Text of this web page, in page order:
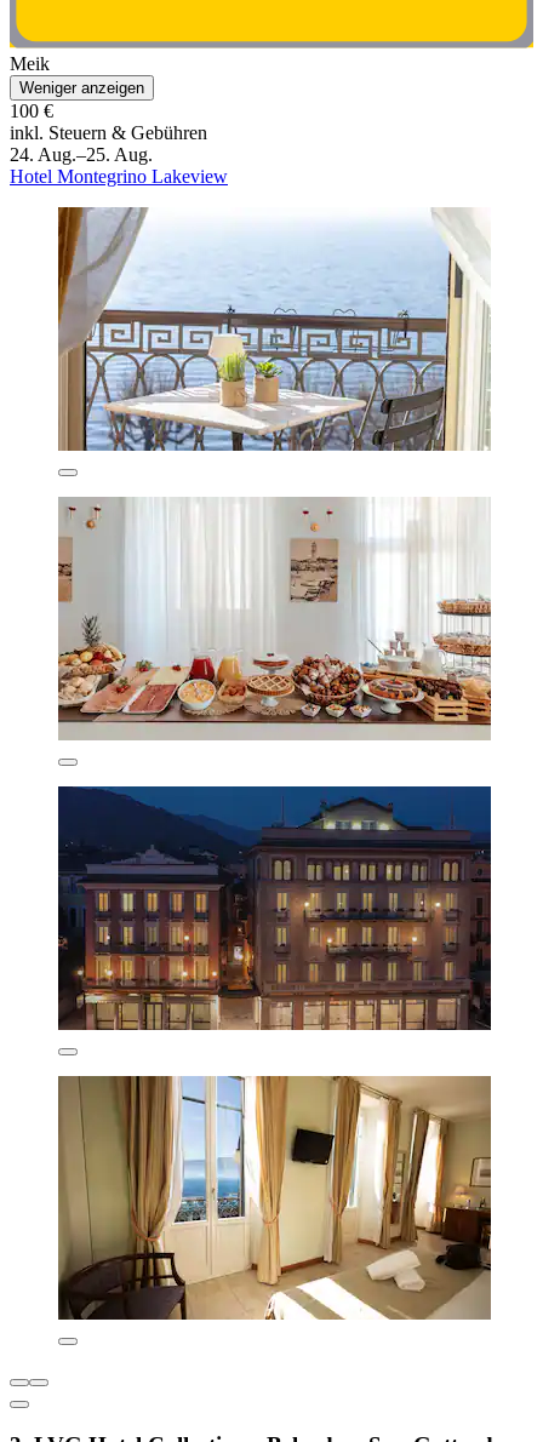
Meik
Weniger anzeigen
100 €
inkl. Steuern & Gebühren
24. Aug.–25. Aug.
Hotel Montegrino Lakeview